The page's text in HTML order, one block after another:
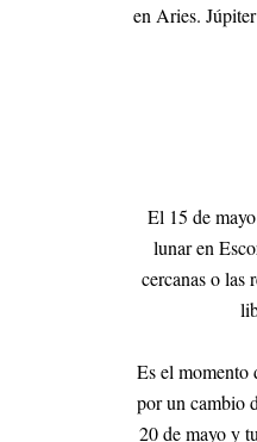
en Aries.
El 15 de
lunar en
cercanas o las
Es el momento
por un cambio
20 de mayo y